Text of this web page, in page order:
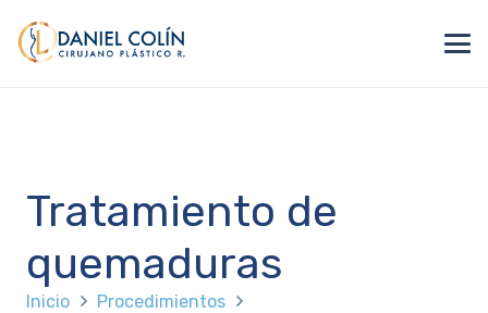
Tratamiento de
quemaduras
Inicio
Procedimientos